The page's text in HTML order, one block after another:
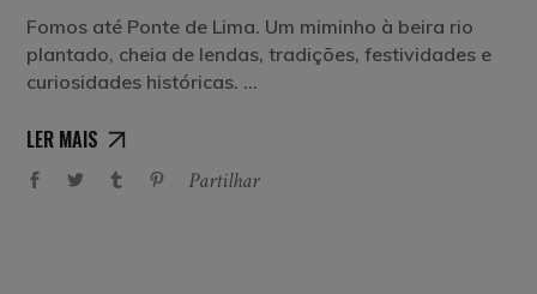
Fomos até Ponte de Lima. Um miminho à beira rio
plantado, cheia de lendas, tradições, festividades e
curiosidades históricas.
LER MAIS
Partilhar